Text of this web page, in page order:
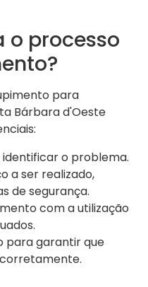
o processo
para
Bárbara d'Oeste
o problema.
a ser realizado,
de segurança.
com a utilização
para garantir que